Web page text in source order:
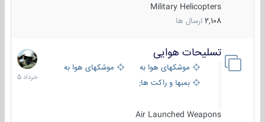
Military Helicopters
2,108 ارسال ها
تسلیحات هوایی
موشکهای هوا به هوا
موشکهای هوا به سطح
بمبها و راکت های هوایی
Air Launched Weapons
30
خرداد
1405